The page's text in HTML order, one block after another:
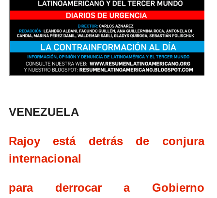
VENEZUELA
Rajoy está detrás de conjura
internacional
para derrocar a Gobierno